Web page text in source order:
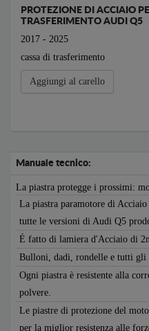
PROTEZIONE DI ACCIAIO
TRASFERIMENTO AUDI Q5
2017 - 2025
cassa di trasferimento
Aggiungi al carello
Manuale tecnico:
La piastra protegge i prossimi:
La piastra paramotore di Acciaio
tutte le versioni di Audi Q5
É fatto di lamiera d'Acciaio di
Bulloni, dadi, rondelle e tutti gli
Ogni piastra è resistente alla
polvere.
Le piastre di protezione del
per la miglior resistenza alle